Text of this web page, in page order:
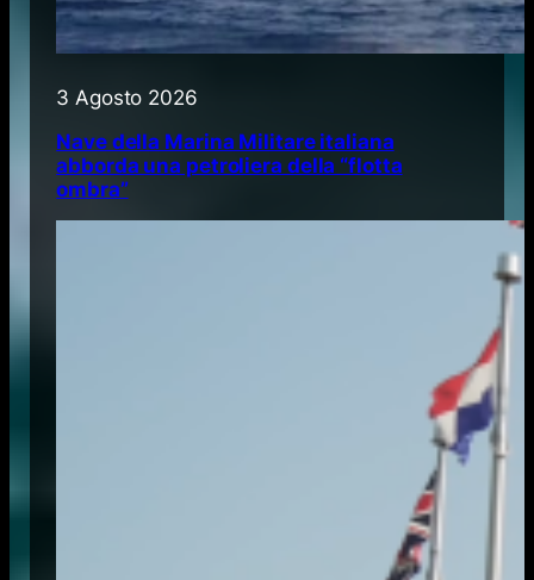
3 Agosto 2026
Nave della Marina Militare italiana
abborda una petroliera della “flotta
ombra”